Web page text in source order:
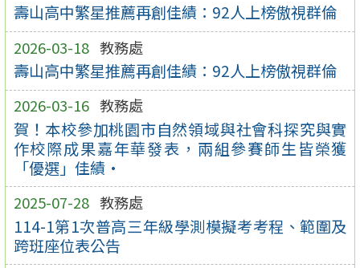
壽山高中繁星推薦再創佳績：92人上榜傲視群倫
2026-03-18 教務處
壽山高中繁星推薦再創佳績：92人上榜傲視群倫
2026-03-16 教務處
賀！本校參加桃園市自然領域與社會科探究與實
作校際成果嘉年華發表，兩組參賽師生皆榮獲
「優選」佳績·
2025-07-28 教務處
114-1第1次普高三年級學測模擬考考程、範圍及
跨班座位表公告